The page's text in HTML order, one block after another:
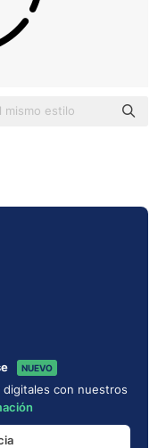
NUEVO
con nuestros